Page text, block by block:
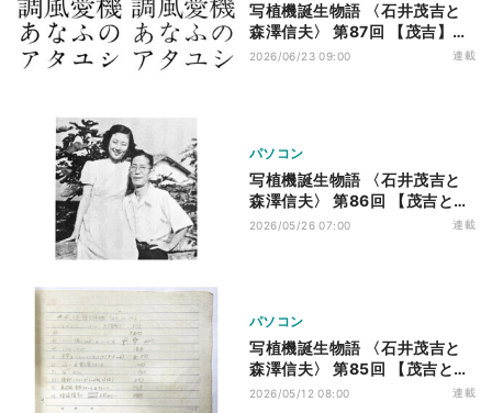
写植機誕生物語 〈石井茂吉と
森澤信夫〉 第87回 【茂吉】新
しい原字
2026/06/23 09:00 連載
パソコン
写植機誕生物語 〈石井茂吉と
森澤信夫〉 第86回 【茂吉と信
夫】一家をあげての製作
2026/05/26 07:00 連載
パソコン
写植機誕生物語 〈石井茂吉と
森澤信夫〉 第85回 【茂吉と信
夫】遠い初出荷
2026/05/12 08:00 連載